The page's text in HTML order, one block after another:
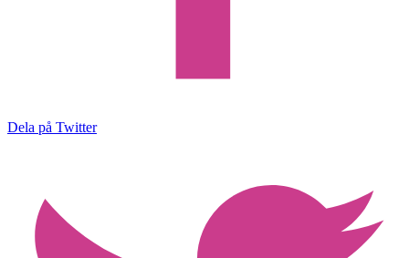
Dela på Twitter